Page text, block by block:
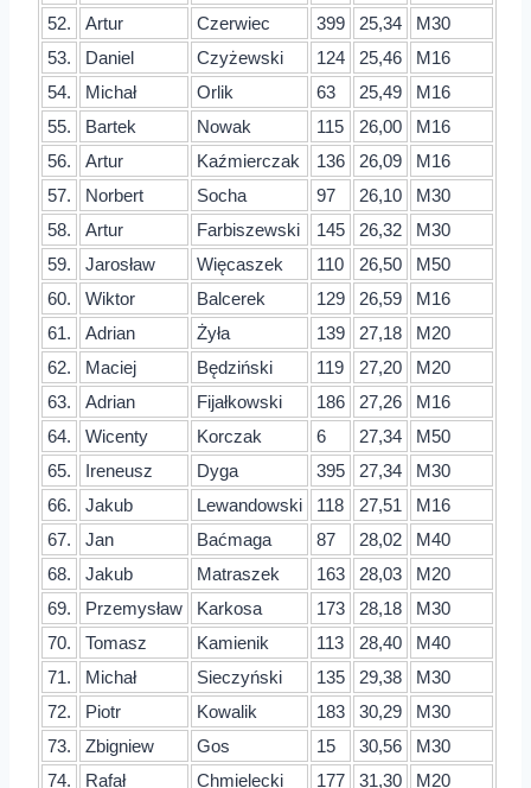
52.
Artur Czerwiec 399 25,34
M30
53.
Daniel Czyżewski 124 25,46
M16
54.
Michał Orlik 63 25,49
M16
55.
Bartek Nowak 115 26,00
M16
56.
Artur Kaźmierczak 136 26,09
M16
57.
Norbert Socha 97 26,10
M30
58.
Artur Farbiszewski 145 26,32
M30
59.
Jarosław Więcaszek 110 26,50
M50
60.
Wiktor Balcerek 129 26,59
M16
61.
Adrian Żyła 139 27,18
M20
62.
Maciej Będziński 119 27,20
M20
63.
Adrian Fijałkowski 186 27,26
M16
64.
Wicenty Korczak 6 27,34
M50
65.
Ireneusz Dyga 395 27,34
M30
66.
Jakub Lewandowski 118 27,51
M16
67.
Jan Baćmaga 87 28,02
M40
68.
Jakub Matraszek 163 28,03
M20
69.
Przemysław Karkosa 173 28,18
M30
70.
Tomasz Kamienik 113 28,40
M40
71.
Michał Sieczyński 135 29,38
M30
72.
Piotr Kowalik 183 30,29
M30
73.
Zbigniew Gos 15 30,56
M30
74.
Rafał Chmielecki 177 31,30 M20